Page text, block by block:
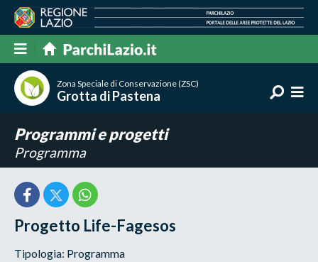
Zona Speciale di Conservazione (ZSC)
Grotta di Pastena
Programmi e progetti
Programma
Progetto Life-Fagesos
Tipologia: Programma